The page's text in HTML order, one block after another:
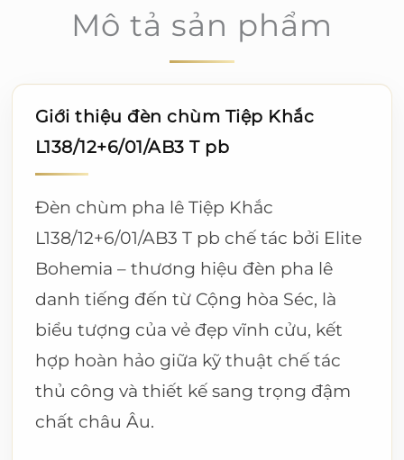
Mô tả sản phẩm
Giới thiệu đèn chùm Tiệp Khắc
L138/12+6/01/AB3 T pb
Đèn chùm pha lê Tiệp Khắc
L138/12+6/01/AB3 T pb chế tác bởi Elite
Bohemia – thương hiệu đèn pha lê
danh tiếng đến từ Cộng hòa Séc, là
biểu tượng của vẻ đẹp vĩnh cửu, kết
hợp hoàn hảo giữa kỹ thuật chế tác
thủ công và thiết kế sang trọng đậm
chất châu Âu.